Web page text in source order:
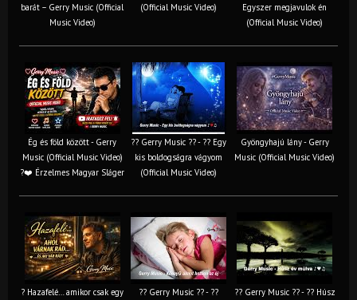
barát – Gerry Music (Official
Music Video)
(Official Music Video)
Egyszer megjavulok én
(Official Music Video)
Ég és föld között - Gerry
Music (Official Music Video)
?❤️ Érzelmes Magyar Sláger
?? Gerry Music ?? - ?? Egy
kis boldogságra vágyom
(Official Music Video)
Gyöngyhajú lány - Gerry
Music (Official Music Video)
? Hazafelé… amikor csak egy
?? Gerry Music ?? - ??
?? Gerry Music ?? - ?? Húsz